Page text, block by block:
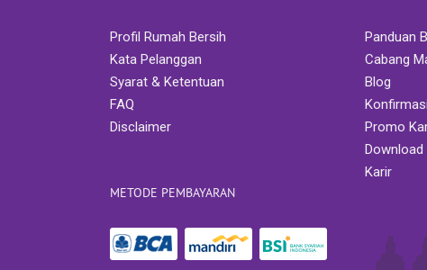
Profil Rumah Bersih
Kata Pelanggan
Syarat & Ketentuan
FAQ
Disclaimer
METODE PEMBAYARAN
Panduan
Cabang
Blog
Promo
Download
Karir